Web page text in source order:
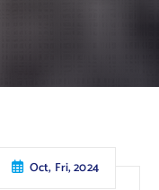
Oct, Fri, 2024